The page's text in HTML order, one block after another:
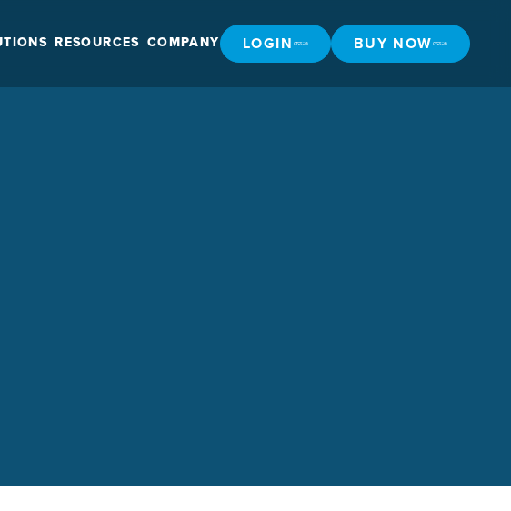
RESOURCES COMPANY LOGIN BUY NOW